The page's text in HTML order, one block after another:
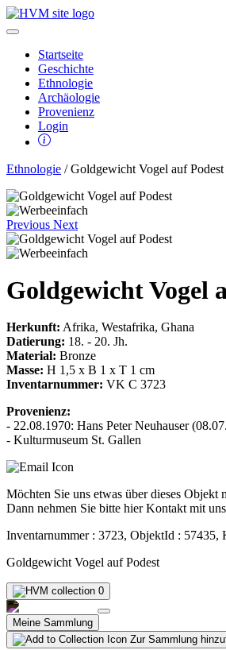
Startseite
Geschichte
Ethnologie
Archäologie
Provenienz
Login
Ethnologie / Goldgewicht Vogel auf Podest
Previous Next
Goldgewicht Vogel
Herkunft: Afrika, Westafrika, Ghana
Datierung: 18. - 20. Jh.
Material: Bronze
Masse: H 1,5 x B 1 x T 1 cm
Inventarnummer: VK C 3723
Provenienz:
- 22.08.1970: Hans Peter Neuhauser
- Kulturmuseum St. Gallen
Möchten Sie uns etwas über dieses Objekt
Dann nehmen Sie bitte hier Kontakt mit
Inventarnummer : 3723, ObjektId : 57435,
Goldgewicht Vogel auf Podest
0
Meine Sammlung
Zur Sammlung